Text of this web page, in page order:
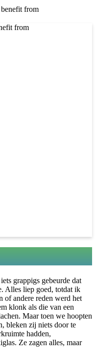
from
from
grappigs gebeurde dat
Alles liep goed, totdat ik
of andere reden werd het
klonk als die van een
Maar toen we hoopten
bleken zij niets door te
hadden,
Ze zagen alles, maar